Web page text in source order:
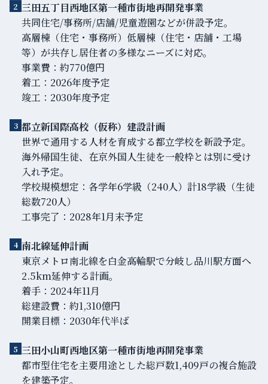
2 三田五丁目西地区第一種市街地再開発事業
共同住宅/事務所/店舗/児童遊園などが併設予定。
高層棟（住宅・事務所）低層棟（住宅・店舗・工場
等）が共存し居住者の多様なニーズに対応。
事業費：約770億円
着工：2026年度予定
竣工：2030年度予定
3 都立新国際高校（仮称）建設計画
世界で通用する人材を育成する都立学校を新設予定。
海外帰国生徒、在京外国人生徒を一般枠とは別に受け
入れ予定。
学校規模想定：各学年6学級（240人）計18学級（生徒
総数720人）
工事完了：2028年1月末予定
4 南北線延伸計画
東京メトロ南北線を白金高輪駅で分岐し品川駅方面へ
2.5km延伸する計画。
着手：2024年11月
総建設費：約1,310億円
開業目標：2030年代半ば
5 三田小山町西地区第一種市街地再開発事業
都市型住宅を主要用途とした総戸数1,409戸の複合施設
を建築予定。